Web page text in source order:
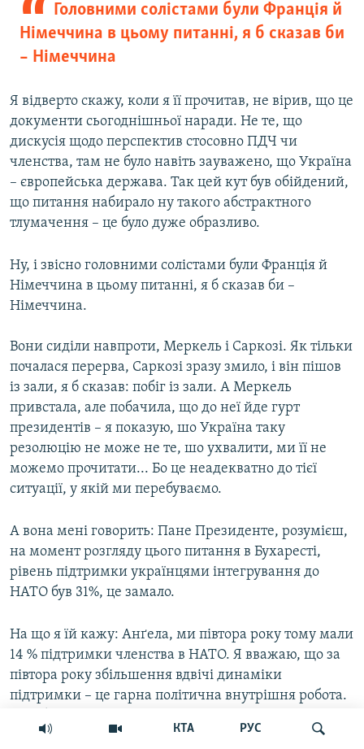
КТА РУС
Головними солістами були Франція й
Німеччина в цьому питанні, я б сказав би
– Німеччина
Я відверто скажу, коли я її прочитав, не вірив, що це
документи сьогоднішньої наради. Не те, що
дискусія щодо перспектив стосовно ПДЧ чи
членства, там не було навіть зауважено, що Україна
– європейська держава. Так цей кут був обійдений,
що питання набирало ну такого абстрактного
тлумачення – це було дуже образливо.
Ну, і звісно головними солістами були Франція й
Німеччина в цьому питанні, я б сказав би –
Німеччина.
Вони сиділи навпроти, Меркель і Саркозі. Як тільки
почалася перерва, Саркозі зразу змило, і він пішов
із зали, я б сказав: побіг із зали. А Меркель
привстала, але побачила, що до неї йде гурт
президентів – я показую, шо Україна таку
резолюцію не може не те, шо ухвалити, ми її не
можемо прочитати... Бо це неадекватно до тієї
ситуації, у якій ми перебуваємо.
А вона мені говорить: Пане Президенте, розумієш,
на момент розгляду цього питання в Бухаресті,
рівень підтримки українцями інтегрування до
НАТО був 31%, це замало.
На що я їй кажу: Анґела, ми півтора року тому мали
14 % підтримки членства в НАТО. Я вважаю, що за
півтора року збільшення вдвічі динаміки
підтримки – це гарна політична внутрішня робота.
пропаганда, вона десятикратно перевищувала ту